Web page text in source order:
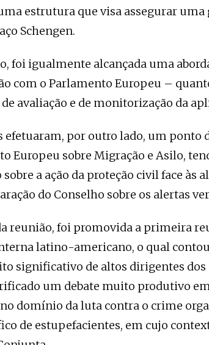
estrutura que visa assegurar
Schengen.
foi igualmente alcançada uma
com o Parlamento Europeu –
avaliação e de monitorização da
efetuaram, por outro lado, um ponto
Europeu sobre Migração e Asilo,
sobre a ação da proteção civil face às
do Conselho sobre os alertas
reunião, foi promovida a primeira
latino-americano, o qual
significativo de altos dirigentes dos
um debate muito produtivo
domínio da luta contra o crime
de estupefacientes, em cujo